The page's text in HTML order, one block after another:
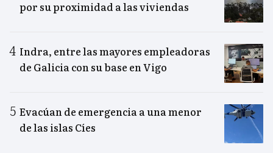
por su proximidad a las viviendas
Indra, entre las mayores empleadoras
de Galicia con su base en Vigo
Evacúan de emergencia a una menor
de las islas Cíes